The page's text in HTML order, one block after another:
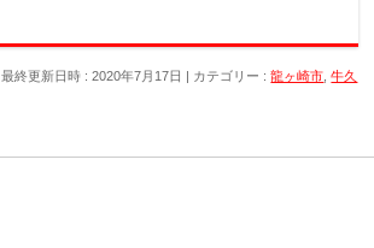
最終更新日時 : 2020年7月17日 カテゴリー :龍ヶ崎市 ,牛久